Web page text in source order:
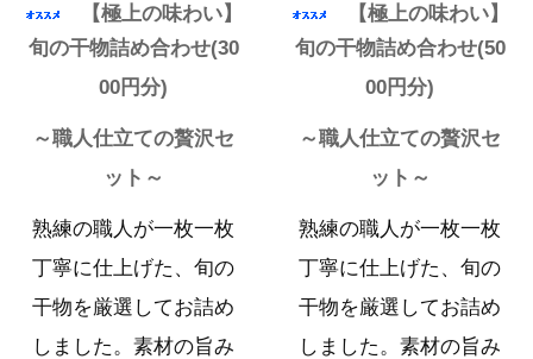
【極上の味わい】
旬の干物詰め合わせ(30
00円分)
～職人仕立ての贅沢セ
ット～
熟練の職人が一枚一枚
丁寧に仕上げた、旬の
干物を厳選してお詰め
しました。素材の旨み
【極上の味わい】
旬の干物詰め合わせ(50
00円分)
～職人仕立ての贅沢セ
ット～
熟練の職人が一枚一枚
丁寧に仕上げた、旬の
干物を厳選してお詰め
しました。素材の旨み